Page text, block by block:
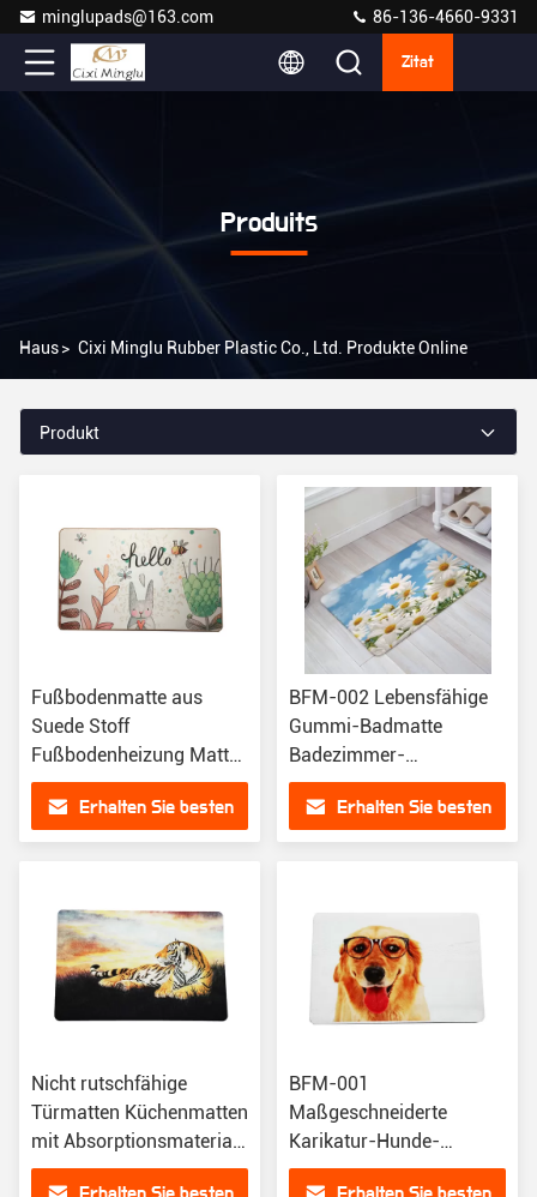
minglupads@163.com 86-136-4660-9331
Zitat
Produits
Haus> Cixi Minglu Rubber Plastic Co., Ltd. Produkte Online
Produkt
Fußbodenmatte aus
Suede Stoff
Fußbodenheizung Matte
ohne Rutschgummi
Erhalten Sie besten
BFM-002 Lebensfähige
Gummi-Badmatte
Badezimmer-
Bodenmatte
Toilettematte
Gummibodenmatte
Erhalten Sie besten
Nicht rutschfähige
Türmatten Küchenmatten
mit Absorptionsmaterial
aus Gummi
BFM-001
Maßgeschneiderte
Karikatur-Hunde-
Rubber-Rutschfeste-